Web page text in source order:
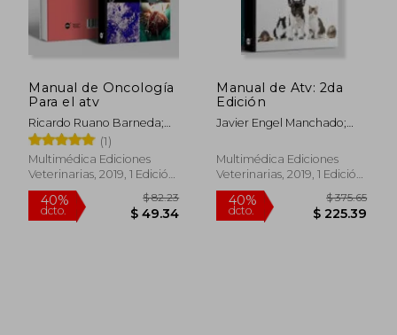
Manual de Oncología
Para el atv
Ricardo Ruano Barneda;
Ignacio Molina Angulo
(1)
Multimédica Ediciones
Veterinarias, 2019, 1 Edición,
Tapa Blanda, Nuevo
Manual de Atv: 2da
Edición
Javier Engel Manchado;
Guasch
Multimédica Ediciones
Veterinarias, 2019, 1 Edición,
Tapa Dura, Nuevo